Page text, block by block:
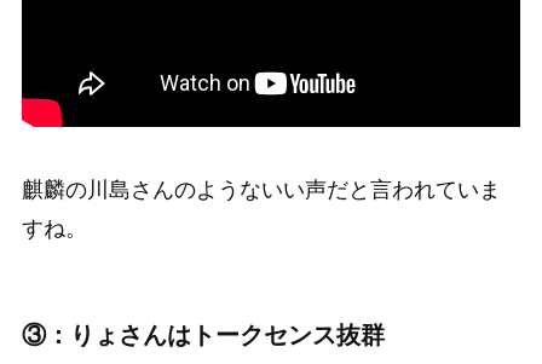
麒麟の川島さんのようないい声だと言われていま
すね。
③：りょさんはトークセンス抜群